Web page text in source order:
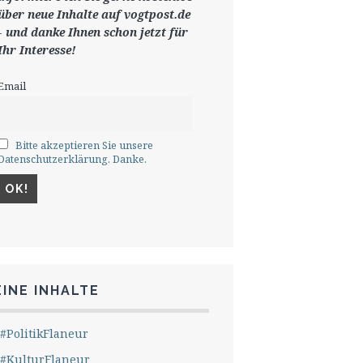
ber neue Inhalte auf vogtpost.de
und danke Ihnen schon jetzt für
Interesse!
Bitte akzeptieren Sie unsere
Danke.
INHALTE
#PolitikFlaneur
#KulturFlaneur